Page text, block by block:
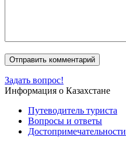
Задать вопрос!
Информация о Казахстане
Путеводитель туриста
Вопросы и ответы
Достопримечательности